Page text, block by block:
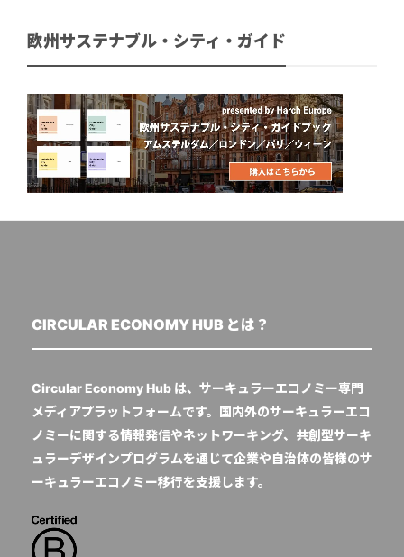
欧州サステナブル・シティ・ガイド
CIRCULAR ECONOMY HUB とは？
Circular Economy Hub は、サーキュラーエコノミー専門
メディアプラットフォームです。国内外のサーキュラーエコ
ノミーに関する情報発信やネットワーキング、共創型サーキ
ュラーデザインプログラムを通じて企業や自治体の皆様のサ
ーキュラーエコノミー移行を支援します。